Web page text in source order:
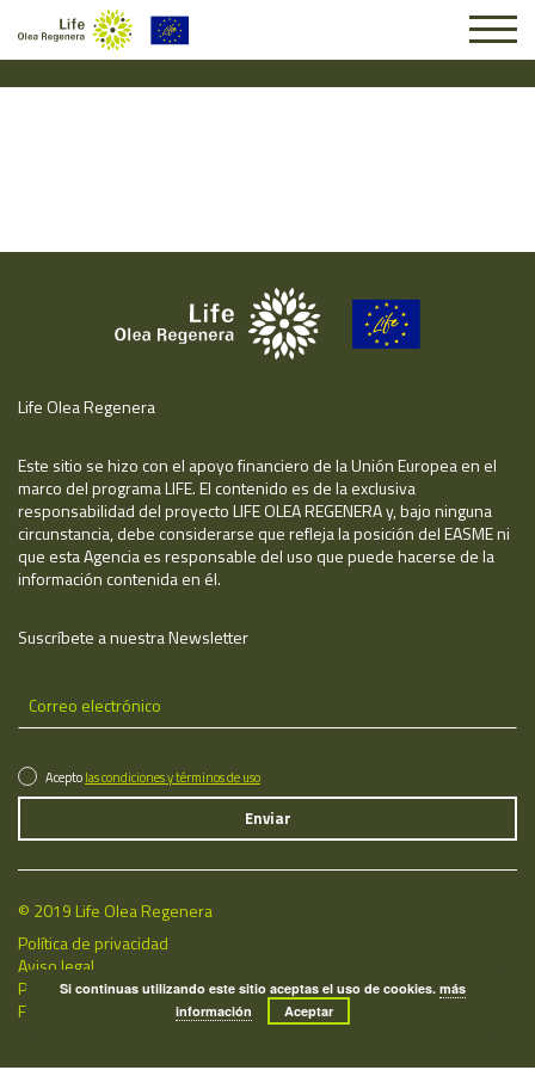
Solicitud #26779
Life Olea Regenera
Este sitio se hizo con el apoyo financiero de la Unión Europea en el
marco del programa LIFE. El contenido es de la exclusiva
responsabilidad del proyecto LIFE OLEA REGENERA y, bajo ninguna
circunstancia, debe considerarse que refleja la posición del EASME ni
que esta Agencia es responsable del uso que puede hacerse de la
información contenida en él.
Suscríbete a nuestra Newsletter
Aceptolas condiciones y términos de uso
© 2019 Life Olea Regenera
Política de privacidad
Aviso legal
Política de cookies
Fecha de última actualización: 08/08/2026
Si continuas utilizando este sitio aceptas el uso de cookies.más
información
Aceptar